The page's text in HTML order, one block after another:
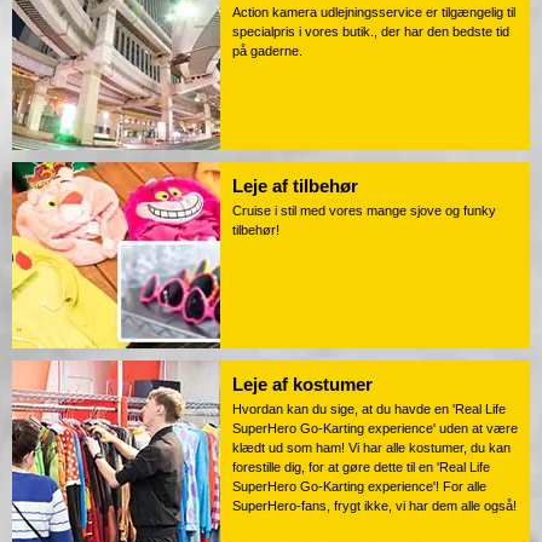
Action kamera udlejningsservice er tilgængelig til
specialpris i vores butik., der har den bedste tid
på gaderne.
Leje af tilbehør
Cruise i stil med vores mange sjove og funky
tilbehør!
Leje af kostumer
Hvordan kan du sige, at du havde en 'Real Life
SuperHero Go-Karting experience' uden at være
klædt ud som ham! Vi har alle kostumer, du kan
forestille dig, for at gøre dette til en 'Real Life
SuperHero Go-Karting experience'! For alle
SuperHero-fans, frygt ikke, vi har dem alle også!